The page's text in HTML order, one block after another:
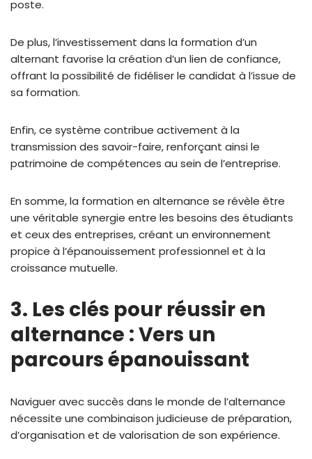
poste.
De plus, l’investissement dans la formation d’un
alternant favorise la création d’un lien de confiance,
offrant la possibilité de fidéliser le candidat à l’issue de
sa formation.
Enfin, ce système contribue activement à la
transmission des savoir-faire, renforçant ainsi le
patrimoine de compétences au sein de l’entreprise.
En somme, la formation en alternance se révèle être
une véritable synergie entre les besoins des étudiants
et ceux des entreprises, créant un environnement
propice à l’épanouissement professionnel et à la
croissance mutuelle.
3. Les clés pour réussir en
alternance : Vers un
parcours épanouissant
Naviguer avec succès dans le monde de l’alternance
nécessite une combinaison judicieuse de préparation,
d’organisation et de valorisation de son expérience.